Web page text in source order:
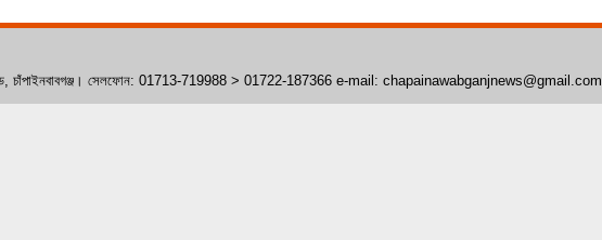
রোড, চাঁপাইনবাবগঞ্জ। সেলফোন: 01713-719988 > 01722-187366 e-mail: chapainawabganjnews@gmail.com